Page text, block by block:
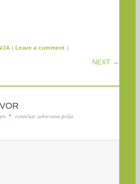
| Leave a comment |
NEXT →
* označuje zahtevana polja